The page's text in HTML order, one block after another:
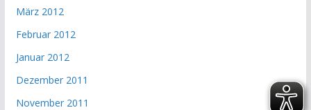
März 2012
Februar 2012
Januar 2012
Dezember 2011
November 2011